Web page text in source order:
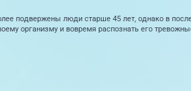
подвержены люди старше 45 лет, однако в
организму и вовремя распознать его